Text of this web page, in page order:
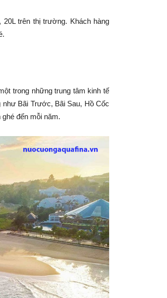
trên thị trường. Khách hàng
trong những trung tâm kinh tế
Bãi Trước, Bãi Sau, Hồ Cốc
đến mỗi năm.